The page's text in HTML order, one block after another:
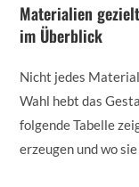
Materialien
im Überblick
Nicht jedes
Wahl hebt das
folgende Tabelle
erzeugen und wo